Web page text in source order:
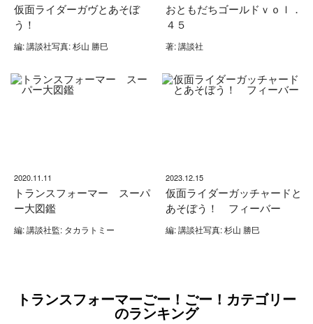
仮面ライダーガヴとあそぼ
う！
編: 講談社写真: 杉山 勝巳
おともだちゴールドｖｏｌ．
４５
著: 講談社
2020.11.11
トランスフォーマー スーパ
ー大図鑑
編: 講談社監: タカラトミー
2023.12.15
仮面ライダーガッチャードと
あそぼう！ フィーバー
編: 講談社写真: 杉山 勝巳
トランスフォーマーごー！ごー！カテゴリー
のランキング